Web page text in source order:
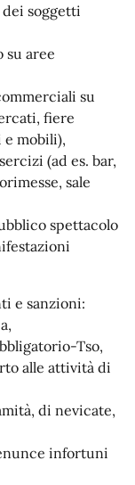
soggetti
su aree
su
fiere
mobili),
(ad es. bar,
sale
spettacolo
e sanzioni:
Tso,
alle attività di
di nevicate,
infortuni